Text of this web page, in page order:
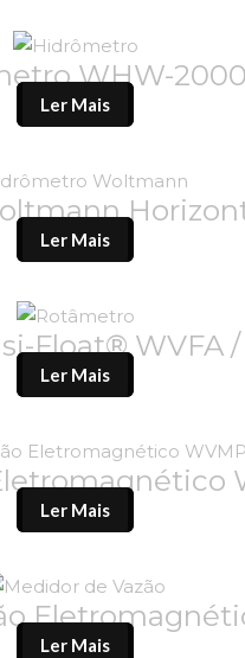
WHW-2000
Ler Mais
Ler Mais
Float® WVFA
Ler Mais
Ler Mais
Ler Mais